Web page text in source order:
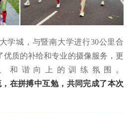
学城，与暨南大学进行30公里合
优质的补给和专业的摄像服务，更
和谐向上的训练氛围。
在拼搏中互勉，共同完成了本次